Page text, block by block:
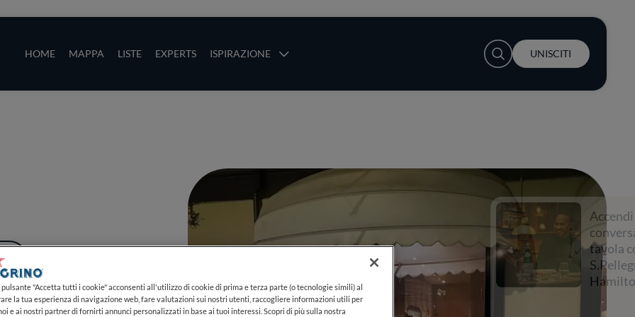
HOME MAPPA LISTE EXPERTS ISPIRAZIONE
User account menu
UNISCITI
Accendi la
conversazione a
tavola con
S.Pellegrino e Lewis
Hamilton
"Accetta tutti i cookie" acconsenti all'utilizzo di cookie di prima e terza parte (o tecnologie simili) al
la tua esperienza di navigazione web, fare valutazioni sui nostri utenti, raccogliere informazioni utili per
e ai nostri partner di fornirti annunci personalizzati in base ai tuoi interessi. Scopri di più sulla nostra